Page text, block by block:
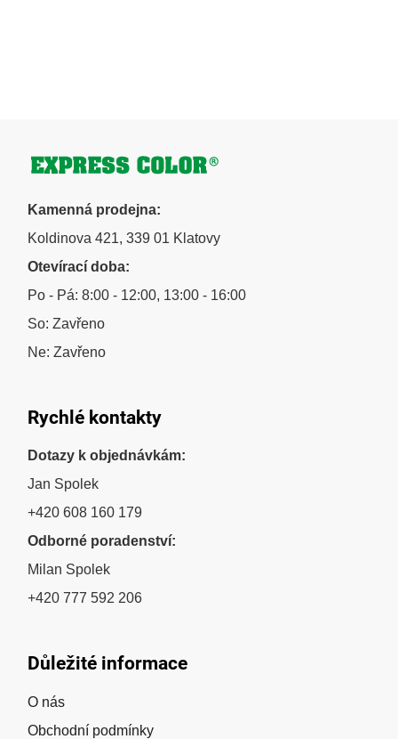
Zápatí
Kamenná prodejna:
Koldinova 421, 339 01 Klatovy
Otevírací doba:
Po - Pá: 8:00 - 12:00, 13:00 - 16:00
So: Zavřeno
Ne: Zavřeno
Rychlé kontakty
Dotazy k objednávkám:
Jan Spolek
+420 608 160 179
Odborné poradenství:
Milan Spolek
+420 777 592 206
Důležité informace
O nás
Obchodní podmínky